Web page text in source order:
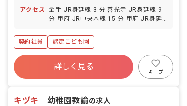
アクセス
金手 JR身延線 3 分 善光寺 JR身延線 9
分 甲府 JR中央本線 15 分 甲府 JR身延
契約社員
認定こども園
詳しく見る
キープ
キヅキ 幼稚園教諭の求人